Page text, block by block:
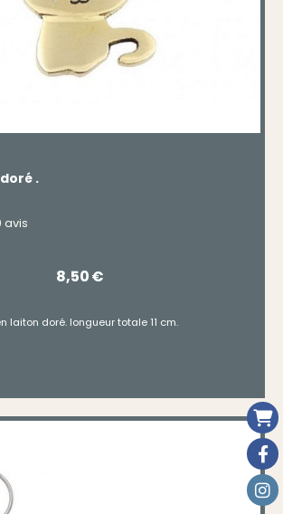
.
avis
8,50€
laiton doré. longueur totale 11 cm.